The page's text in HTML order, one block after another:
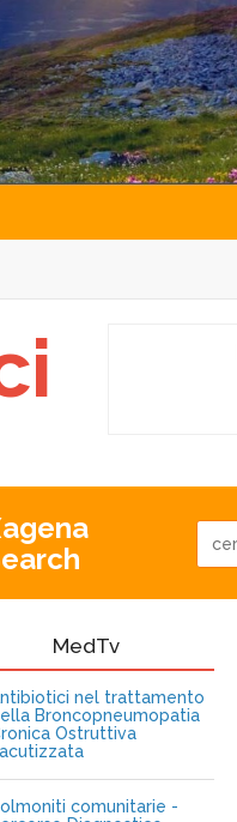
MedTv
nel trattamento
Broncopneumopatia
Ostruttiva
comunitarie -